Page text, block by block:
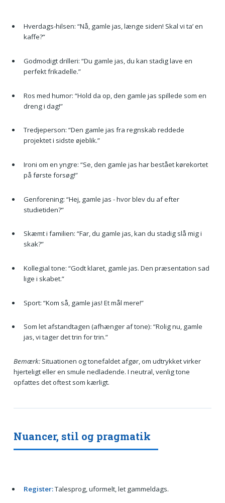
Hverdags-hilsen: “Nå, gamle jas, længe siden! Skal vi ta’ en
kaffe?”
Godmodigt drilleri: “Du gamle jas, du kan stadig lave en
perfekt frikadelle.”
Ros med humor: “Hold da op, den gamle jas spillede som en
dreng i dag!”
Tredjeperson: “Den gamle jas fra regnskab reddede
projektet i sidste øjeblik.”
Ironi om en yngre: “Se, den gamle jas har bestået kørekortet
på første forsøg!”
Genforening: “Hej, gamle jas - hvor blev du af efter
studietiden?”
Skæmt i familien: “Far, du gamle jas, kan du stadig slå mig i
skak?”
Kollegial tone: “Godt klaret, gamle jas. Den præsentation sad
lige i skabet.”
Sport: “Kom så, gamle jas! Et mål mere!”
Som let afstandtagen (afhænger af tone): “Rolig nu, gamle
jas, vi tager det trin for trin.”
Bemærk:Situationen og tonefaldet afgør, om udtrykket virker
hjerteligt eller en smule nedladende. I neutral, venlig tone
opfattes det oftest som kærligt.
Nuancer, stil og pragmatik
Register:Talesprog, uformelt, let gammeldags.